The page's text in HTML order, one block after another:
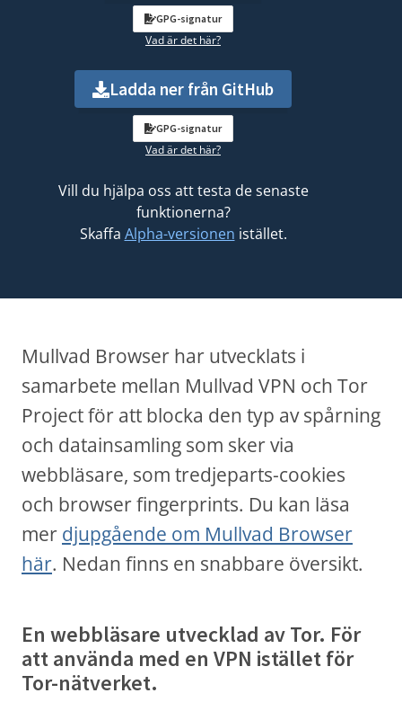
GPG-signatur
Vad är det här?
Ladda ner från GitHub
GPG-signatur
Vad är det här?
Vill du hjälpa oss att testa de senaste
funktionerna?
Skaffa Alpha-versionen istället.
Mullvad Browser har utvecklats i
samarbete mellan Mullvad VPN och Tor
Project för att blocka den typ av spårning
och datainsamling som sker via
webbläsare, som tredjeparts-cookies
och browser fingerprints. Du kan läsa
mer djupgående om Mullvad Browser
här. Nedan finns en snabbare översikt.
En webbläsare utvecklad av Tor. För
att använda med en VPN istället för
Tor-nätverket.